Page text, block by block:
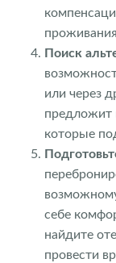
Поиск
или через
предложит
которые
себе
найдите
провести